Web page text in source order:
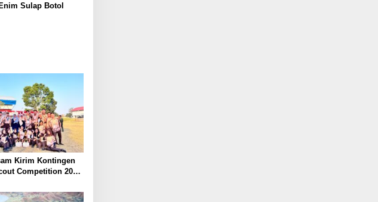
Sulap Botol
Kirim Kontingen
Competition 2026,
Siswa